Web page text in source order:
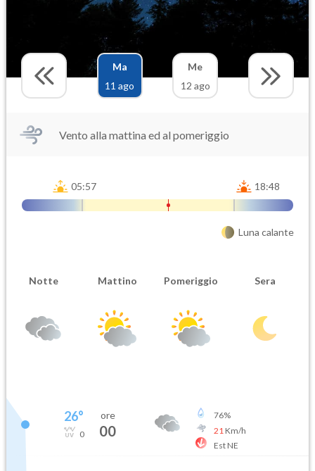
Ma
11 ago
Me
12 ago
Vento alla mattina ed al pomeriggio
05:57 18:48
Luna calante
Notte Mattino Pomeriggio Sera
26°
0
ore
00
76%
21 Km/h
Est NE